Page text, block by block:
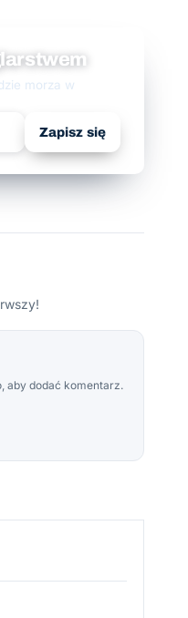
morza w
Zapisz się
aby dodać komentarz.